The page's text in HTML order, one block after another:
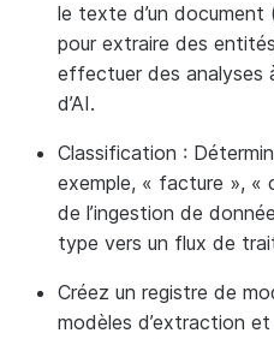
le texte d’un document
pour extraire des
effectuer des analyses
d’AI.
Classification :
exemple, « facture »,
de l’ingestion de
type vers un flux de
Créez un registre de
modèles d’extraction